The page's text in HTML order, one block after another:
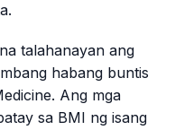
talahanayan ang
habang buntis
Ang mga
sa BMI ng isang